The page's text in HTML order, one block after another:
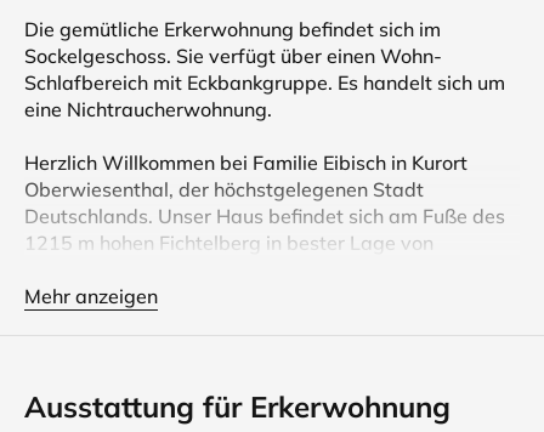
Die gemütliche Erkerwohnung befindet sich im
Sockelgeschoss. Sie verfügt über einen Wohn-
Schlafbereich mit Eckbankgruppe. Es handelt sich um
eine Nichtraucherwohnung.
Herzlich Willkommen bei Familie Eibisch in Kurort
Oberwiesenthal, der höchstgelegenen Stadt
Deutschlands. Unser Haus befindet sich am Fuße des
1215 m hohen Fichtelberg in bester Lage von
Mountainbikenetz. Viele der neu angelegten und nach
Mehr anzeigen
Ausstattung für Erkerwohnung